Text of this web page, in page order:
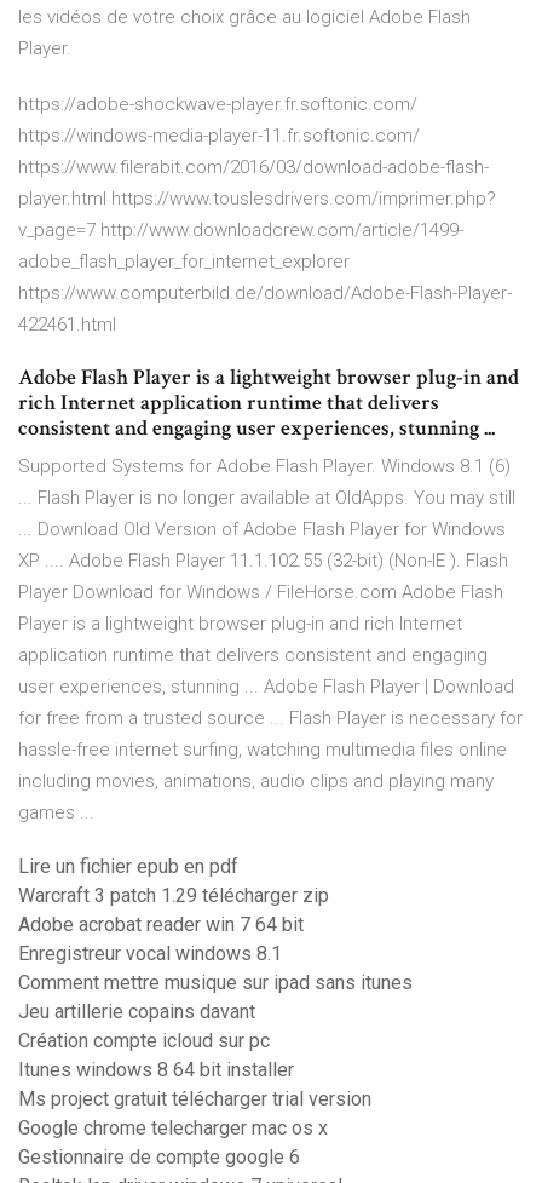
les vidéos de votre choix grâce au logiciel Adobe Flash
Player.
https://adobe-shockwave-player.fr.softonic.com/
https://windows-media-player-11.fr.softonic.com/
https://www.filerabit.com/2016/03/download-adobe-flash-
player.html https://www.touslesdrivers.com/imprimer.php?
v_page=7 http://www.downloadcrew.com/article/1499-
adobe_flash_player_for_internet_explorer
https://www.computerbild.de/download/Adobe-Flash-Player-
422461.html
Adobe Flash Player is a lightweight browser plug-in and
rich Internet application runtime that delivers
consistent and engaging user experiences, stunning ...
Supported Systems for Adobe Flash Player. Windows 8.1 (6)
... Flash Player is no longer available at OldApps. You may still
... Download Old Version of Adobe Flash Player for Windows
XP .... Adobe Flash Player 11.1.102.55 (32-bit) (Non-IE ). Flash
Player Download for Windows / FileHorse.com Adobe Flash
Player is a lightweight browser plug-in and rich Internet
application runtime that delivers consistent and engaging
user experiences, stunning ... Adobe Flash Player | Download
for free from a trusted source ... Flash Player is necessary for
hassle-free internet surfing, watching multimedia files online
including movies, animations, audio clips and playing many
games ...
Lire un fichier epub en pdf
Warcraft 3 patch 1.29 télécharger zip
Adobe acrobat reader win 7 64 bit
Enregistreur vocal windows 8.1
Comment mettre musique sur ipad sans itunes
Jeu artillerie copains davant
Création compte icloud sur pc
Itunes windows 8 64 bit installer
Ms project gratuit télécharger trial version
Google chrome telecharger mac os x
Gestionnaire de compte google 6